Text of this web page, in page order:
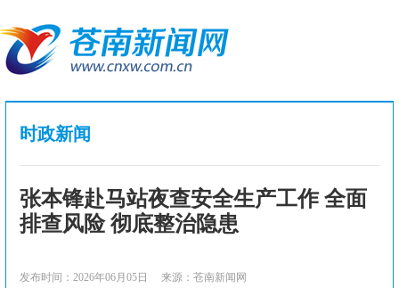
时政新闻
张本锋赴马站夜查安全生产工作 全面
排查风险 彻底整治隐患
发布时间：2026年06月05日 来源：苍南新闻网